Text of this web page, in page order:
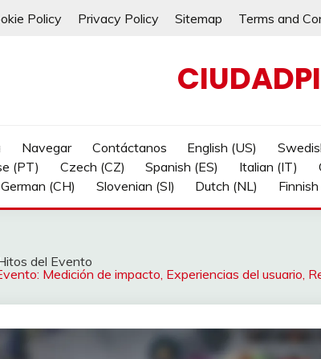
Policy Privacy Policy Sitemap Terms and
Navegar Contáctanos English (US)
(PT) Czech (CZ) Spanish (ES) Italian (IT)
German (CH) Slovenian (SI) Dutch (NL) Finnish
del Evento
Medición de impacto, Experiencias del usuario,